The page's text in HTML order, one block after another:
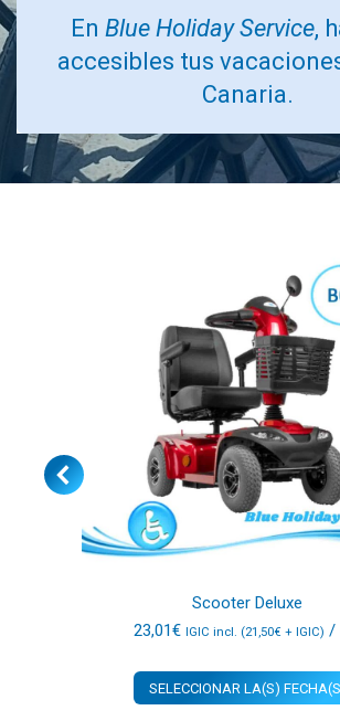
En Blue Holiday Service,
accesibles tus
Canaria.
Scooter Deluxe
23,01€ IGIC incl. (21,50€ + IGIC) /
SELECCIONAR LA(S)